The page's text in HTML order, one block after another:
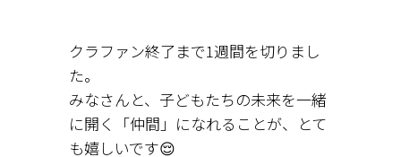
クラファン終了まで1週間を切りまし
た。
みなさんと、子どもたちの未来を一緒
に開く「仲間」になれることが、とて
も嬉しいです😌